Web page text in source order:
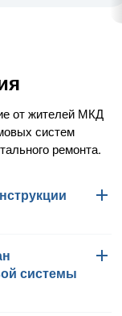
от жителей МКД
систем
ремонта.
системы